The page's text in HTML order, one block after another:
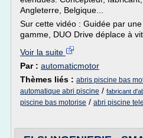
Angleterre, Belgique...
Sur cette vidéo : Guidée par
gamme, DUO Drive déplace à
Voir la suite
Par : automaticmotor
Thèmes liés : abris piscine bas
automatique abri piscine / fabricant
piscine bas motorise / abri piscine